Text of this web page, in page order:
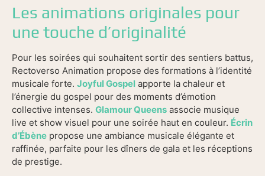
Les animations originales pour
une touche d’originalité
Pour les soirées qui souhaitent sortir des sentiers battus,
Rectoverso Animation propose des formations à l’identité
musicale forte. Joyful Gospel apporte la chaleur et
l’énergie du gospel pour des moments d’émotion
collective intenses. Glamour Queens associe musique
live et show visuel pour une soirée haut en couleur. Écrin
d’Ébène propose une ambiance musicale élégante et
raffinée, parfaite pour les dîners de gala et les réceptions
de prestige.